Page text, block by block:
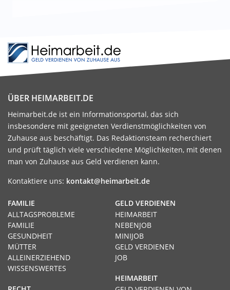
ÜBER HEIMARBEIT.DE
Heimarbeit.de ist ein Informationsportal, das sich
insbesondere mit geeigneten Verdienstmöglichkeiten von
Zuhause aus beschäftigt. Das Redaktionsteam recherchiert
und prüft täglich viele verschiedene Möglichkeiten, mit denen
man von Zuhause aus Geld verdienen kann.
Kontaktiere uns: kontakt@heimarbeit.de
GELD VERDIENEN
HEIMARBEIT
NEBENJOB
MINIJOB
GELD VERDIENEN
JOB
HEIMARBEIT
FAMILIE
ALLTAGSPROBLEME
FAMILIE
GESUNDHEIT
MÜTTER
ALLEINERZIEHEND
WISSENSWERTES